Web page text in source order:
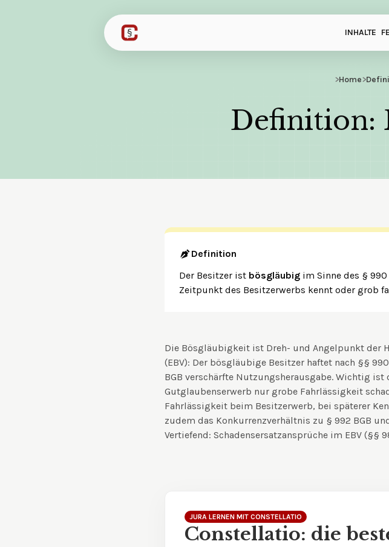
INHALTE
>Home>
Definition:
Definition
Der Besitzer ist bösgläubig im Sinne des §
Zeitpunkt des Besitzerwerbs kennt oder grob
Die Bösgläubigkeit ist Dreh- und Angelpunkt der
(EBV): Der bösgläubige Besitzer haftet nach §§
BGB verschärfte Nutzungsherausgabe. Wichtig ist
Gutglaubenserwerb nur grobe Fahrlässigkeit
Fahrlässigkeit beim Besitzerwerb, bei späterer
zudem das Konkurrenzverhältnis zu § 992 BGB
Vertiefend: Schadensersatzansprüche im EBV (§§
JURA LERNEN MIT CONSTELLATIO
Constellatio: die